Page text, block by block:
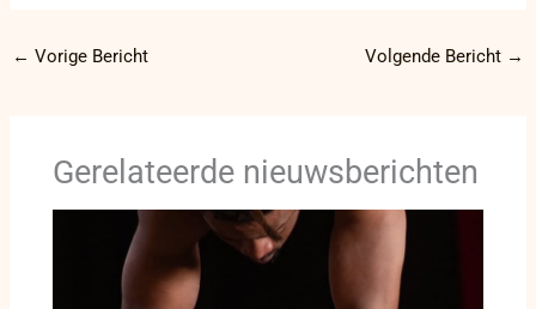
← Vorige Bericht Volgende Bericht →
Gerelateerde nieuwsberichten